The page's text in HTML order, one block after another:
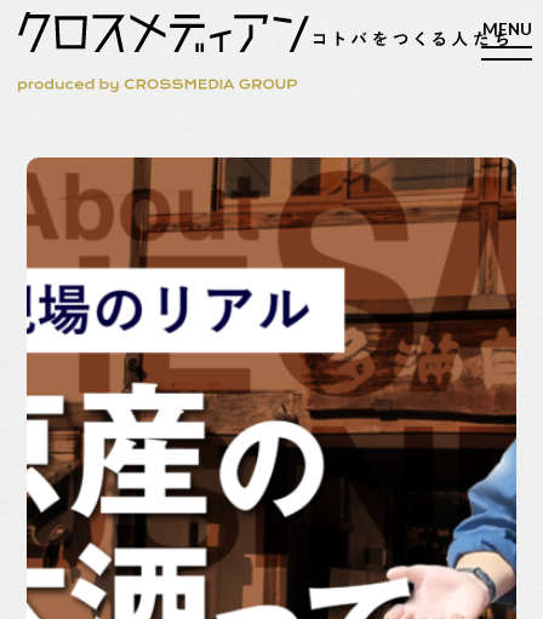
検索
マガジン
新刊ができるまで
EVENT
MY WORK
編集4.0
人間主義的経営
シンカケイコウホウ
バックオフィス
その他